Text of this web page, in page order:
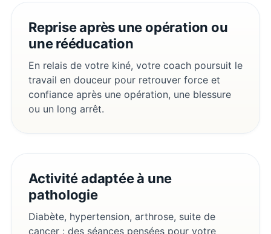
Reprise après une opération ou
une rééducation
En relais de votre kiné, votre coach poursuit le
travail en douceur pour retrouver force et
confiance après une opération, une blessure
ou un long arrêt.
Activité adaptée à une
pathologie
Diabète, hypertension, arthrose, suite de
cancer : des séances pensées pour votre